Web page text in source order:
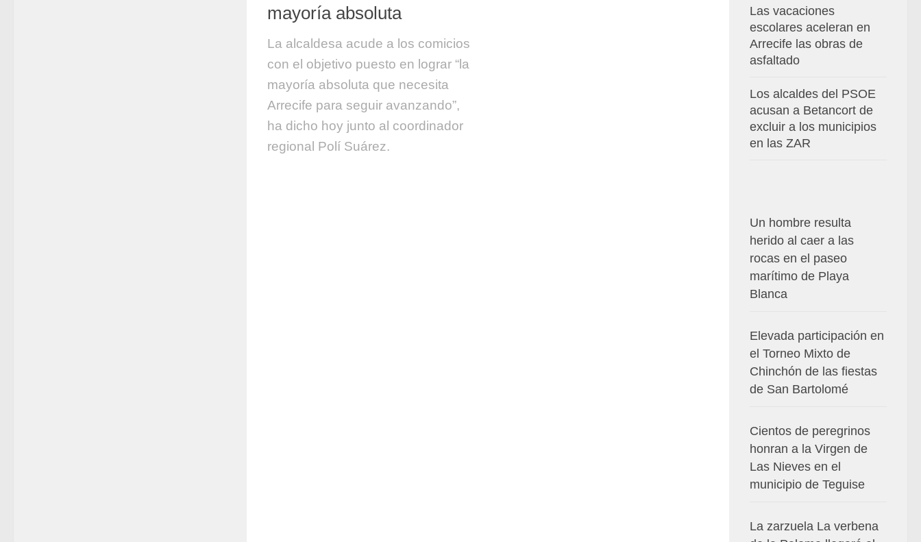
mayoría absoluta
La alcaldesa acude a los comicios
con el objetivo puesto en lograr “la
mayoría absoluta que necesita
Arrecife para seguir avanzando”,
ha dicho hoy junto al coordinador
regional Polí Suárez.
Las vacaciones
escolares aceleran en
Arrecife las obras de
asfaltado
Los alcaldes del PSOE
acusan a Betancort de
excluir a los municipios
en las ZAR
Un hombre resulta
herido al caer a las
rocas en el paseo
marítimo de Playa
Blanca
Elevada participación en
el Torneo Mixto de
Chinchón de las fiestas
de San Bartolomé
Cientos de peregrinos
honran a la Virgen de
Las Nieves en el
municipio de Teguise
La zarzuela La verbena